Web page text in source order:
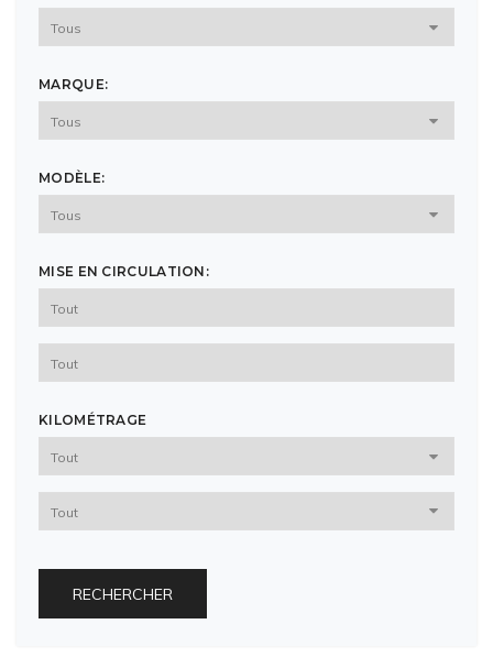
MARQUE:
MODÈLE:
MISE EN CIRCULATION:
KILOMÉTRAGE
RECHERCHER